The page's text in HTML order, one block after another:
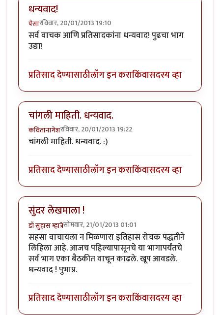
धन्यवाद!
पैसारविवार, 20/01/2013 19:10
सर्व वाचक आणि प्रतिसादकांना धन्यवाद! पुढचा भाग
उद्या!
प्रतिसाद देण्यासाठीलॉग इन कराकिंवासदस्य व्हा
चांगली माहिती. धन्यवाद.
कवितानागेशरविवार, 20/01/2013 19:22
चांगली माहिती. धन्यवाद. :)
प्रतिसाद देण्यासाठीलॉग इन कराकिंवासदस्य व्हा
सुंदर लेखमाला !
डॉ सुहास म्हात्रेसोमवार, 21/01/2013 01:01
सहसा वाचायला न मिळणारा इतिहास रोचक पद्धतीने
लिहिला आहे. आजच पहिल्यापासूनचे या भागापर्यंतचे
सर्व भाग एका बैठकीत वाचून काढले. खूप आवडले.
धन्यवाद ! पुभाप्र.
प्रतिसाद देण्यासाठीलॉग इन कराकिंवासदस्य व्हा